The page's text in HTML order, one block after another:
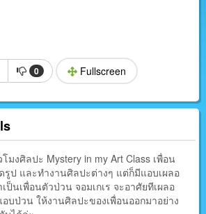
0 Fullscreen
มงศิลปะ Mystery in my Art Class เพื่อน
รูป และทำงานศิลปะต่างๆ แต่ก็มีแอบเผลอ
ป็นเพื่อนตัวป่วน จอมเกเร จะอาศัยทีเผลอ
บป่วน ให้งานศิลปะของเพื่อนออกมาอย่าง